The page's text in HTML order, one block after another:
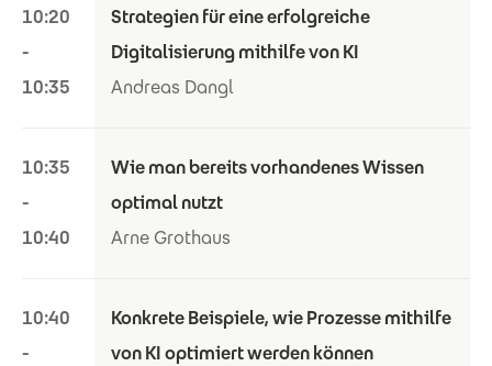
10:20
-
10:35
Strategien für eine erfolgreiche
Digitalisierung mithilfe von KI
Andreas Dangl
10:35
-
10:40
Wie man bereits vorhandenes Wissen
optimal nutzt
Arne Grothaus
10:40
-
Konkrete Beispiele, wie Prozesse mithilfe
von KI optimiert werden können